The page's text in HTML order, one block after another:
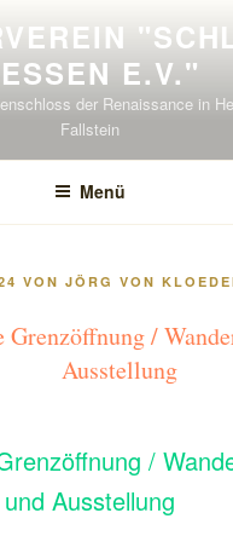
E.V."
der Renaissance in
Fallstein
Menü
VON JÖRG VON
Grenzöffnung /
Ausstellung
/
und Ausstellung